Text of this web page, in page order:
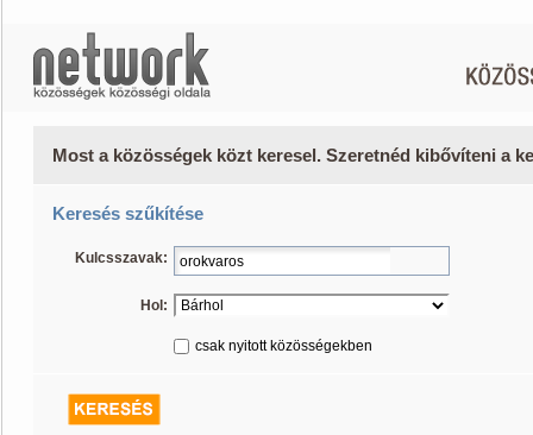
Most a közösségek közt keresel. Szeretnéd kibővíteni a
Keresés szűkítése
Kulcsszavak:
Hol:
csak nyitott közösségekben